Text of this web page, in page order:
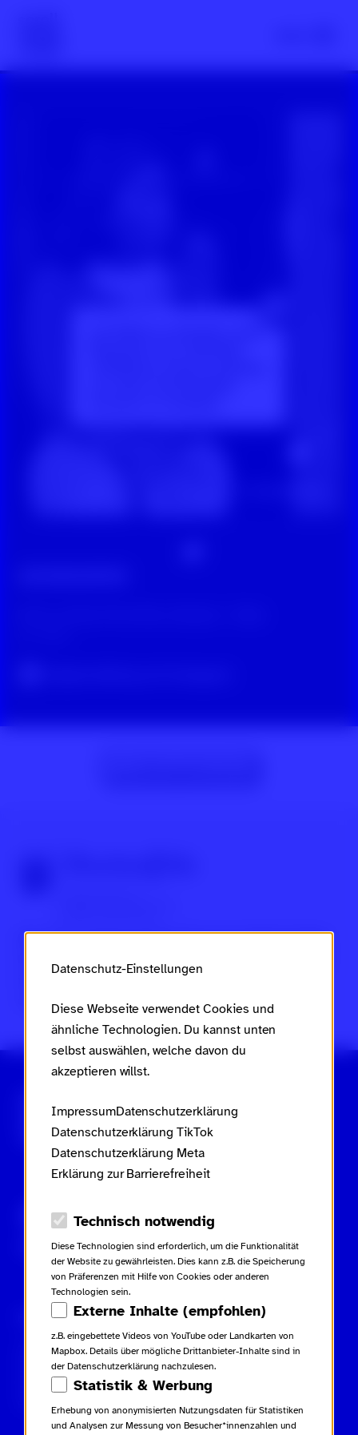
Dies ist ein Projekt desMinisteriums für Arbeit, Soziales,
Frauen, Familie und Jugend des Landes Rheinland-Pfalz
Landesaktionsplans gegen Rassismus
und Gruppenbezogene Menschenfeindlichkeit
Gebärdensprache Leichte Sprache
Inhaltsverzeichnis
Rechtliches
Datenschutzerklärung
Datenschutzerklärung TikTok
Datenschutzerklärung Meta
Erklärung zur Barrierefreiheit
Kampagne
Glossar
Beiträge
Downloads
Kontakt
Datenschutz-Einstellungen
Diese Webseite verwendet Cookies und
ähnliche Technologien. Du kannst unten
selbst auswählen, welche davon du
akzeptieren willst.
ImpressumDatenschutzerklärung
Datenschutzerklärung TikTok
Datenschutzerklärung Meta
Erklärung zur Barrierefreiheit
Datenschutz-Optionen
Technisch notwendig
Diese Technologien sind erforderlich, um die Funktionalität
der Website zu gewährleisten. Dies kann z.B. die Speicherung
von Präferenzen mit Hilfe von Cookies oder anderen
Technologien sein.
Externe Inhalte (empfohlen)
z.B. eingebettete Videos von YouTube oder Landkarten von
Mapbox. Details über mögliche Drittanbieter-Inhalte sind in
der Datenschutzerklärung nachzulesen.
Statistik & Werbung
Erhebung von anonymisierten Nutzungsdaten für Statistiken
und Analysen zur Messung von Besucher*innenzahlen und